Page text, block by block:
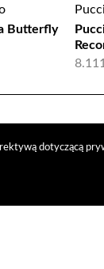
dotyczącą
Butterfly